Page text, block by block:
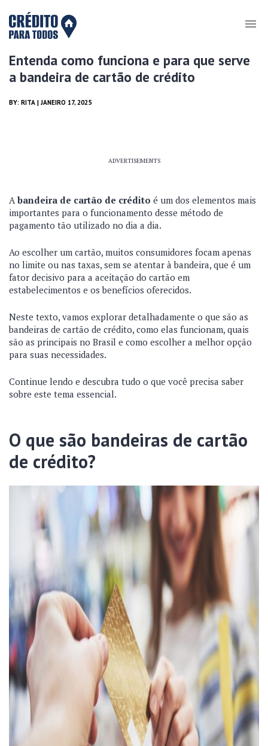
Entenda como funciona e para que serve
a bandeira de cartão de crédito
BY: RITA | JANEIRO 17, 2025
ADVERTISEMENTS
Abandeira de cartão de crédito é um dos elementos mais
importantes para o funcionamento desse método de
pagamento tão utilizado no dia a dia.
Ao escolher um cartão, muitos consumidores focam apenas
no limite ou nas taxas, sem se atentar à bandeira, que é um
fator decisivo para a aceitação do cartão em
estabelecimentos e os benefícios oferecidos.
Neste texto, vamos explorar detalhadamente o que são as
bandeiras de cartão de crédito, como elas funcionam, quais
são as principais no Brasil e como escolher a melhor opção
para suas necessidades.
Continue lendo e descubra tudo o que você precisa saber
sobre este tema essencial.
O que são bandeiras de cartão
de crédito?